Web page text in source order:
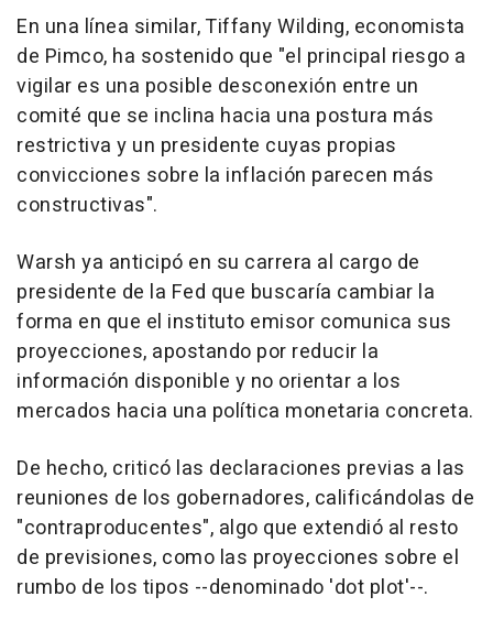
En una línea similar, Tiffany Wilding, economista
de Pimco, ha sostenido que "el principal riesgo a
vigilar es una posible desconexión entre un
comité que se inclina hacia una postura más
restrictiva y un presidente cuyas propias
convicciones sobre la inflación parecen más
constructivas".
Warsh ya anticipó en su carrera al cargo de
presidente de la Fed que buscaría cambiar la
forma en que el instituto emisor comunica sus
proyecciones, apostando por reducir la
información disponible y no orientar a los
mercados hacia una política monetaria concreta.
De hecho, criticó las declaraciones previas a las
reuniones de los gobernadores, calificándolas de
"contraproducentes", algo que extendió al resto
de previsiones, como las proyecciones sobre el
rumbo de los tipos --denominado 'dot plot'--.